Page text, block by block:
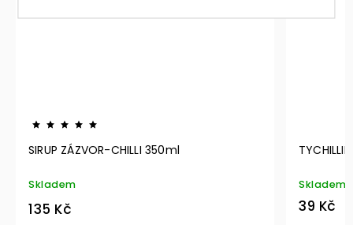
SIRUP ZÁZVOR-CHILLI 350ml
Skladem
135 Kč
Skladem
39 Kč